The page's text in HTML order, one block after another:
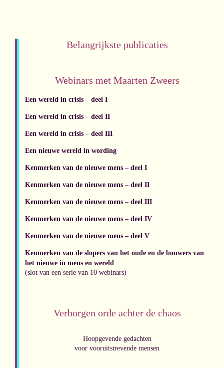
Belangrijkste publicaties
Webinars met Maarten Zweers
Een wereld in crisis – deel I
Een wereld in crisis – deel II
Een wereld in crisis – deel III
Een nieuwe wereld in wording
Kenmerken van de nieuwe mens – deel I
Kenmerken van de nieuwe mens – deel II
Kenmerken van de nieuwe mens – deel III
Kenmerken van de nieuwe mens – deel IV
Kenmerken van de nieuwe mens – deel V
Kenmerken van de slopers van het oude en de bouwers van
het nieuwe in mens en wereld
(slot van een serie van 10 webinars)
Verborgen orde achter de chaos
Hoopgevende gedachten
voor vooruitstrevende mensen